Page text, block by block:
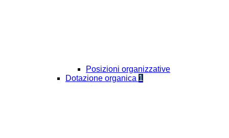
Posizioni organizzative
Dotazione organica 1